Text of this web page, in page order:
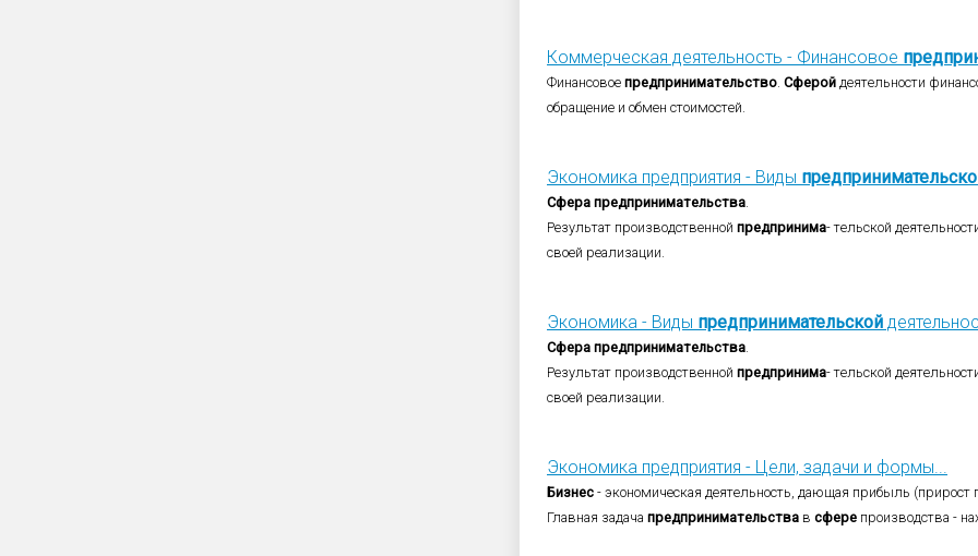
Коммерческая деятельность - Финансовое
Финансовое предпринимательство. Сферой деятельности
обращение и обмен стоимостей.
Экономика предприятия - Виды
Сфера предпринимательства.
Результат производственной предпринима- тельской
своей реализации.
Экономика - Виды предпринимательской
Сфера предпринимательства.
Результат производственной предпринима- тельской
своей реализации.
Экономика предприятия - Цели, задачи и формы...
Бизнес - экономическая деятельность, дающая прибыль (прирост
Главная задача предпринимательства в сфере производства -